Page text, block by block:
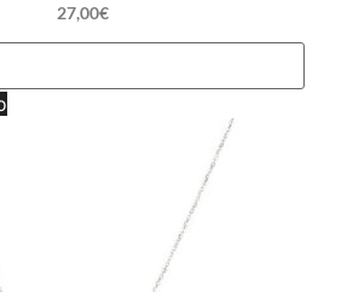
27,00€